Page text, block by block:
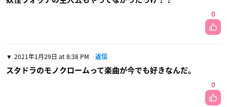
0
2021年1月29日 at 8:38 PM 返信
スタドラのモノクロームって楽曲が今でも好きなんだ。
0